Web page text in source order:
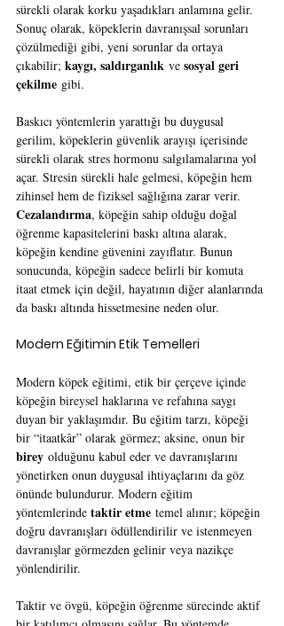
sürekli olarak korku yaşadıkları anlamına gelir.
Sonuç olarak, köpeklerin davranışsal sorunları
çözülmediği gibi, yeni sorunlar da ortaya
çıkabilir; kaygı, saldırganlık ve sosyal geri
çekilme gibi.
Baskıcı yöntemlerin yarattığı bu duygusal
gerilim, köpeklerin güvenlik arayışı içerisinde
sürekli olarak stres hormonu salgılamalarına yol
açar. Stresin sürekli hale gelmesi, köpeğin hem
zihinsel hem de fiziksel sağlığına zarar verir.
Cezalandırma, köpeğin sahip olduğu doğal
öğrenme kapasitelerini baskı altına alarak,
köpeğin kendine güvenini zayıflatır. Bunun
sonucunda, köpeğin sadece belirli bir komuta
itaat etmek için değil, hayatının diğer alanlarında
da baskı altında hissetmesine neden olur.
Modern Eğitimin Etik Temelleri
Modern köpek eğitimi, etik bir çerçeve içinde
köpeğin bireysel haklarına ve refahına saygı
duyan bir yaklaşımdır. Bu eğitim tarzı, köpeği
bir “itaatkâr” olarak görmez; aksine, onun bir
birey olduğunu kabul eder ve davranışlarını
yönetirken onun duygusal ihtiyaçlarını da göz
önünde bulundurur. Modern eğitim
yöntemlerinde taktir etme temel alınır; köpeğin
doğru davranışları ödüllendirilir ve istenmeyen
davranışlar görmezden gelinir veya nazikçe
yönlendirilir.
Taktir ve övgü, köpeğin öğrenme sürecinde aktif